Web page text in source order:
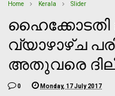
Home Kerala Slider
ഹൈക്കോടതി
വ്യാഴാഴ്ച
അതുവരെ
0 Monday, 17 July 2017